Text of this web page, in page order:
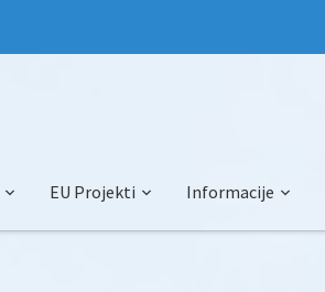
EU Projekti Informacije